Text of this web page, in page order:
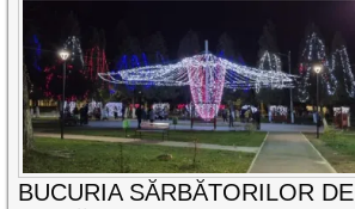
BUCURIA SĂRBĂTORILOR DE